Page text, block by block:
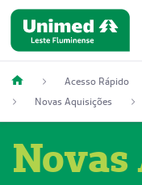
Acesso Rápido
Novas Aquisições